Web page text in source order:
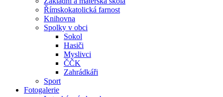
Římskokatolická farnost
Knihovna
Spolky v obci
Sokol
Hasiči
Myslivci
ČČK
Zahrádkáři
Sport
Fotogalerie